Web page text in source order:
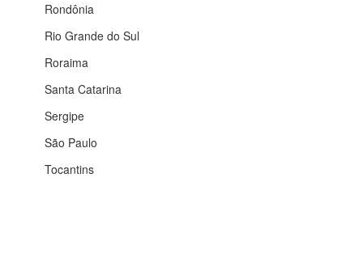
Rondônia
Rio Grande do Sul
Roraima
Santa Catarina
Sergipe
São Paulo
Tocantins